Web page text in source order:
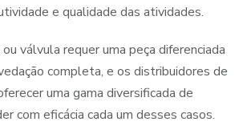
e qualidade das atividades.
válvula requer uma peça diferenciada
completa, e os distribuidores de
uma gama diversificada de
com eficácia cada um desses casos.